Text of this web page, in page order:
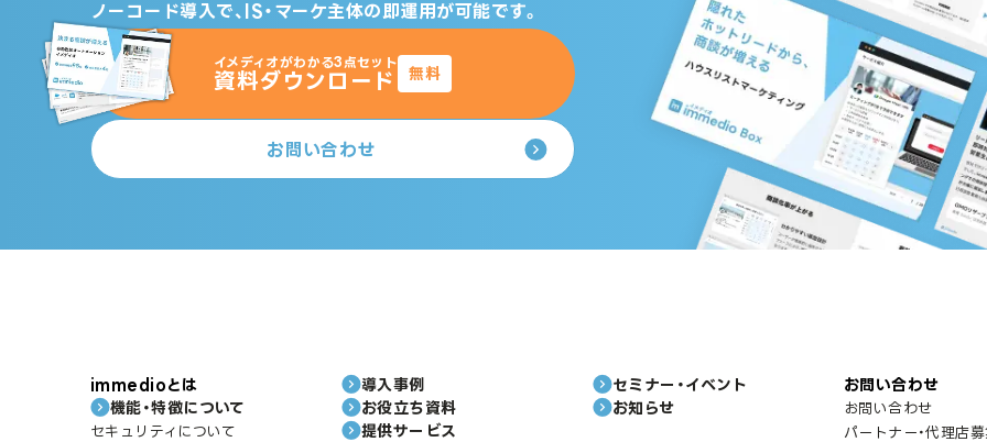
ノーコード導入で、IS・マーケ主体の即運用が可能です。
イメディオがわかる3点セット
資料ダウンロード 無料
お問い合わせ
immedioとは
機能・特徴について
セキュリティについて
導入事例
お役立ち資料
提供サービス
セミナー・イベント
お知らせ
お問い合わせ
お問い合わせ
パートナー・代理店